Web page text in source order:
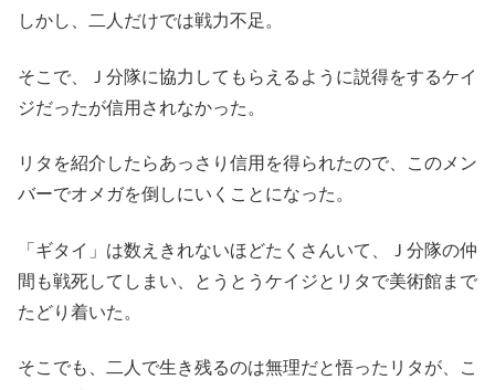
しかし、二人だけでは戦力不足。
そこで、Ｊ分隊に協力してもらえるように説得をするケイ
ジだったが信用されなかった。
リタを紹介したらあっさり信用を得られたので、このメン
バーでオメガを倒しにいくことになった。
「ギタイ」は数えきれないほどたくさんいて、Ｊ分隊の仲
間も戦死してしまい、とうとうケイジとリタで美術館まで
たどり着いた。
そこでも、二人で生き残るのは無理だと悟ったリタが、こ